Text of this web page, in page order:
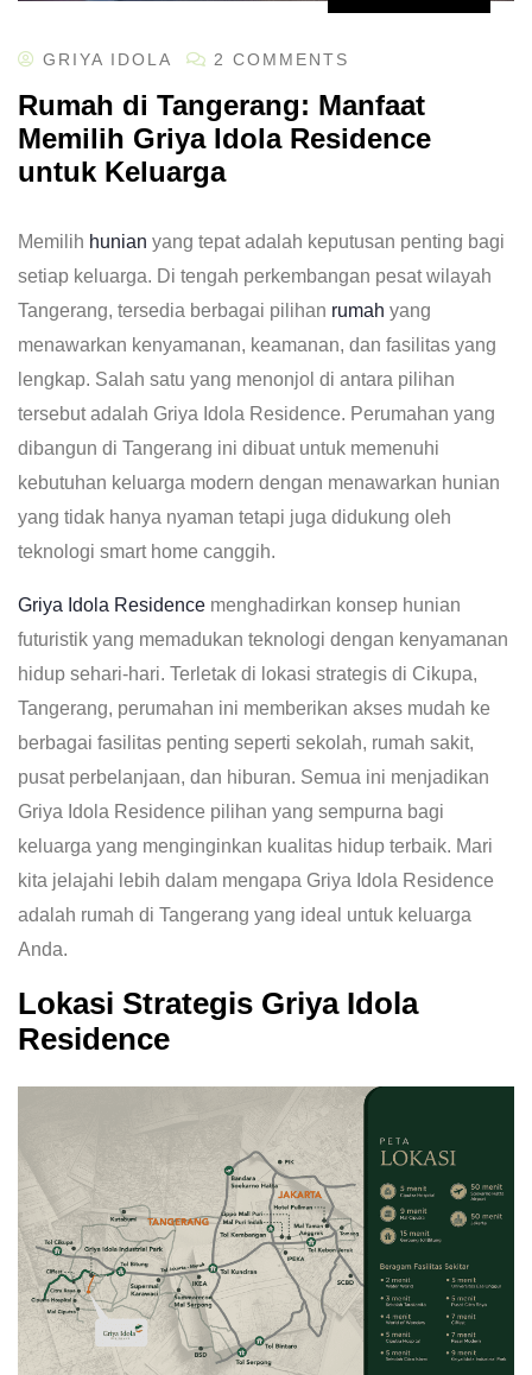
GRIYA IDOLA 2 COMMENTS
Rumah di Tangerang: Manfaat
Memilih Griya Idola Residence
untuk Keluarga
Memilih hunian yang tepat adalah keputusan penting bagi
setiap keluarga. Di tengah perkembangan pesat wilayah
Tangerang, tersedia berbagai pilihan rumah yang
menawarkan kenyamanan, keamanan, dan fasilitas yang
lengkap. Salah satu yang menonjol di antara pilihan
tersebut adalah Griya Idola Residence. Perumahan yang
dibangun di Tangerang ini dibuat untuk memenuhi
kebutuhan keluarga modern dengan menawarkan hunian
yang tidak hanya nyaman tetapi juga didukung oleh
teknologi smart home canggih.
Griya Idola Residence menghadirkan konsep hunian
futuristik yang memadukan teknologi dengan kenyamanan
hidup sehari-hari. Terletak di lokasi strategis di Cikupa,
Tangerang, perumahan ini memberikan akses mudah ke
berbagai fasilitas penting seperti sekolah, rumah sakit,
pusat perbelanjaan, dan hiburan. Semua ini menjadikan
Griya Idola Residence pilihan yang sempurna bagi
keluarga yang menginginkan kualitas hidup terbaik. Mari
kita jelajahi lebih dalam mengapa Griya Idola Residence
adalah rumah di Tangerang yang ideal untuk keluarga
Anda.
Lokasi Strategis Griya Idola
Residence